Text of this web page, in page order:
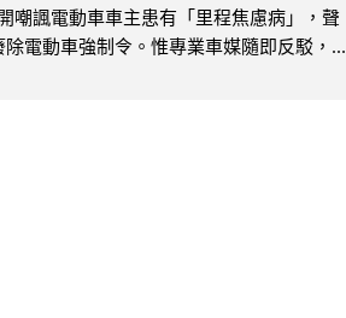
嘲諷電動車車主患有「里程焦慮病」，聲
電動車強制令。惟專業車媒隨即反駁，...